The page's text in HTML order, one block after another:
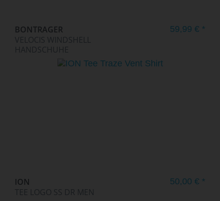
BONTRAGER
VELOCIS WINDSHELL
HANDSCHUHE
59,99 € *
ION
TEE LOGO SS DR MEN
50,00 € *